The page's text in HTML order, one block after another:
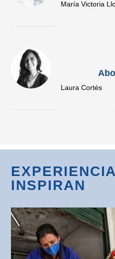
María Victoria
Laura Cortés
INSPIRAN